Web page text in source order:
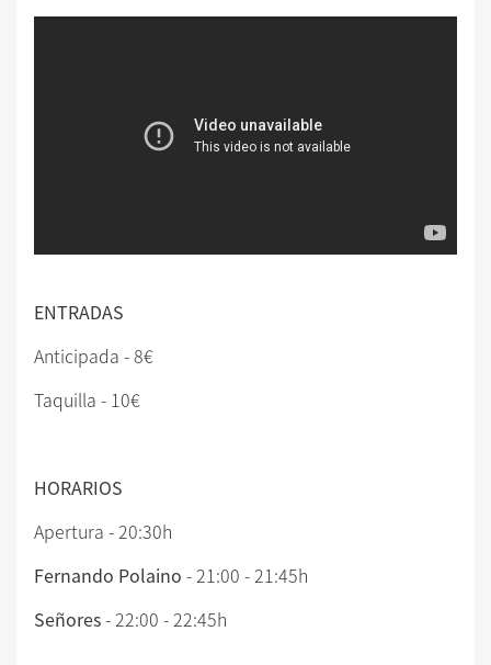
ENTRADAS
Anticipada - 8€
Taquilla - 10€
HORARIOS
Apertura - 20:30h
Fernando Polaino - 21:00 - 21:45h
Señores- 22:00 - 22:45h